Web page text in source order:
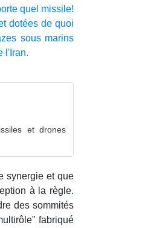
quel missile!
dotées de quoi
sous marins
l'Iran.
et drones
synergie et que
à la règle.
des sommités
fabriqué